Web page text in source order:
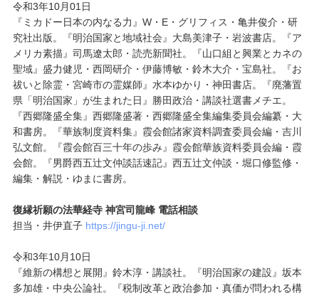
令和3年10月01日
『ミカドー日本の内なる力』W・E・グリフィス・亀井俊介・研
究社出版。『明治国家と地域社会』大島美津子・岩波書店。『ア
メリカ素描』司馬遼太郎・読売新聞社。『山口組と興業とカネの
聖域』盛力健児・西岡研介・伊藤博敏・鈴木大介・宝島社。『お
祓いと除霊・宮崎市の霊媒師』水本ゆかり・神田書店。『廃藩置
県「明治国家」が生まれた日』勝田政治・講談社選書メチエ。
『西郷隆盛全集』西郷隆盛著・西郷隆盛全集編集委員会編纂・大
和書房。『華族制度資料集』霞会館諸家資料調査委員会編・吉川
弘文館。『霞会館百三十年の歩み』霞会館華族資料委員会編・霞
会館。『男爵西五辻文仲談話速記』西五辻文仲談・堀口修監修・
編集・解説・ゆまに書房。
復縁祈願の法華経寺 神宮司龍峰 電話相談
担当・井伊直子 https://jingu-ji.net/
令和3年10月10日
『維新の構想と展開』鈴木淳・講談社。『明治国家の建設』坂本
多加雄・中央公論社。『税制改革と政治参加・真価が問われる構